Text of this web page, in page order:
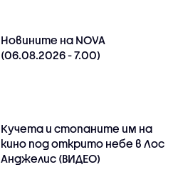
Новините на NOVA
(06.08.2026 - 7.00)
Кучета и стопаните им на
кино под открито небе в Лос
Анджелис (ВИДЕО)